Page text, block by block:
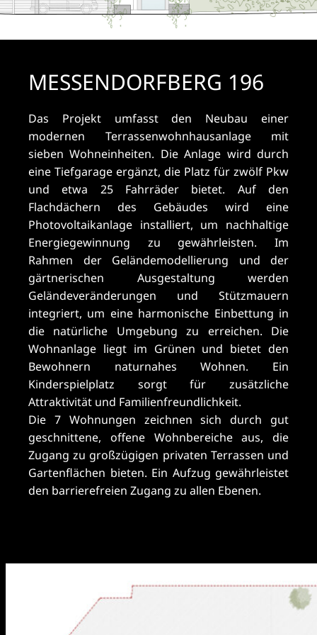
MESSENDORFBERG 196
Das Projekt umfasst den Neubau einer
modernen Terrassenwohnhausanlage mit
sieben Wohneinheiten. Die Anlage wird durch
eine Tiefgarage ergänzt, die Platz für zwölf Pkw
und etwa 25 Fahrräder bietet. Auf den
Flachdächern des Gebäudes wird eine
Photovoltaikanlage installiert, um nachhaltige
Energiegewinnung zu gewährleisten. Im
Rahmen der Geländemodellierung und der
gärtnerischen Ausgestaltung werden
Geländeveränderungen und Stützmauern
integriert, um eine harmonische Einbettung in
die natürliche Umgebung zu erreichen. Die
Wohnanlage liegt im Grünen und bietet den
Bewohnern naturnahes Wohnen. Ein
Kinderspielplatz sorgt für zusätzliche
Attraktivität und Familienfreundlichkeit.
Die 7 Wohnungen zeichnen sich durch gut
geschnittene, offene Wohnbereiche aus, die
Zugang zu großzügigen privaten Terrassen und
Gartenflächen bieten. Ein Aufzug gewährleistet
den barrierefreien Zugang zu allen Ebenen.